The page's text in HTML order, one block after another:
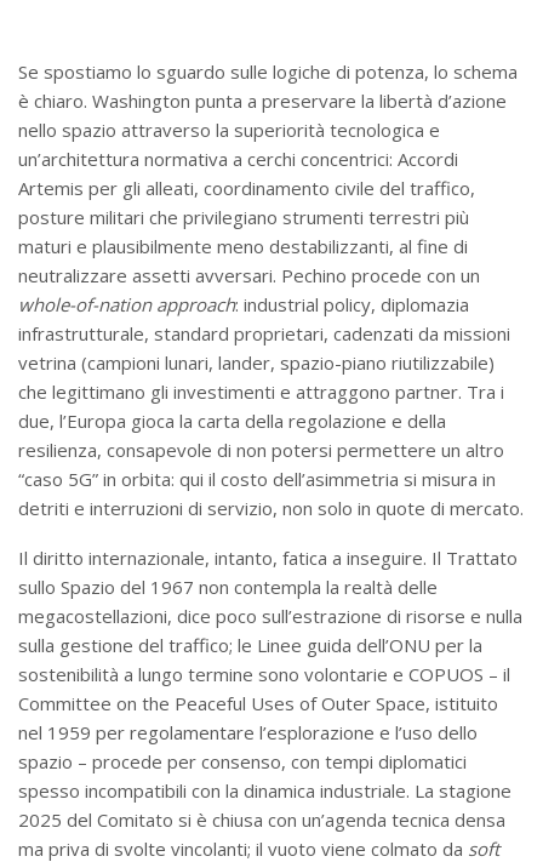
Se spostiamo lo sguardo sulle logiche di potenza, lo schema
è chiaro. Washington punta a preservare la libertà d’azione
nello spazio attraverso la superiorità tecnologica e
un’architettura normativa a cerchi concentrici: Accordi
Artemis per gli alleati, coordinamento civile del traffico,
posture militari che privilegiano strumenti terrestri più
maturi e plausibilmente meno destabilizzanti, al fine di
neutralizzare assetti avversari. Pechino procede con un
whole-of-nation approach: industrial policy, diplomazia
infrastrutturale, standard proprietari, cadenzati da missioni
vetrina (campioni lunari, lander, spazio-piano riutilizzabile)
che legittimano gli investimenti e attraggono partner. Tra i
due, l’Europa gioca la carta della regolazione e della
resilienza, consapevole di non potersi permettere un altro
“caso 5G” in orbita: qui il costo dell’asimmetria si misura in
detriti e interruzioni di servizio, non solo in quote di mercato.
Il diritto internazionale, intanto, fatica a inseguire. Il Trattato
sullo Spazio del 1967 non contempla la realtà delle
megacostellazioni, dice poco sull’estrazione di risorse e nulla
sulla gestione del traffico; le Linee guida dell’ONU per la
sostenibilità a lungo termine sono volontarie e COPUOS – il
Committee on the Peaceful Uses of Outer Space, istituito
nel 1959 per regolamentare l’esplorazione e l’uso dello
spazio – procede per consenso, con tempi diplomatici
spesso incompatibili con la dinamica industriale. La stagione
2025 del Comitato si è chiusa con un’agenda tecnica densa
ma priva di svolte vincolanti; il vuoto viene colmato da soft